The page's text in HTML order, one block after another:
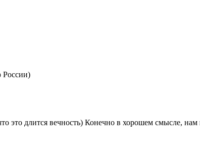
России)
это длится вечность) Конечно в хорошем смысле,